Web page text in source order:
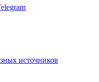
источников